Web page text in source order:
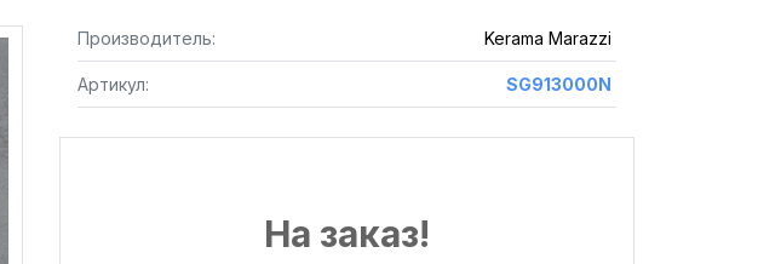
Производитель: Kerama Marazzi
Артикул: SG913000N
На заказ!